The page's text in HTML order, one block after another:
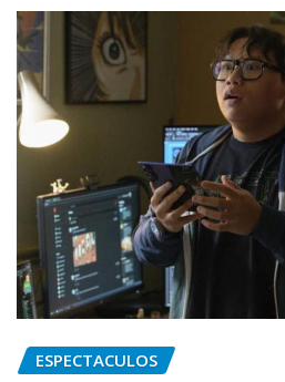
ESPECTACULOS